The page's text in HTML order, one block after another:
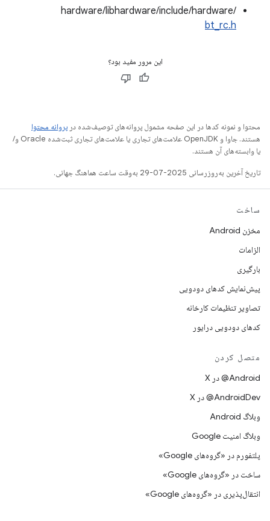
hardware/libhardware/include/hardware/
bt_rc.h
این مرور مفید بود؟
محتوا و نمونه کدها در این صفحه مشمول پروانه‌های توصیف‌شده در پروانه محتوا
هستند. جاوا و OpenJDK علامت‌های تجاری یا علامت‌های تجاری ثبت‌شده Oracle و/
یا وابسته‌های آن هستند.
تاریخ آخرین به‌روزرسانی 2025-07-29 به‌وقت ساعت هماهنگ جهانی.
ساخت
مخزن Android
الزامات
بارگیری
پیش‌نمایش کدهای دودویی
تصاویر تنظیمات کارخانه
کدهای دودویی درایور
متصل کردن
‫‎@Android در X
‫‎@AndroidDev در X
وبلاگ Android
وبلاگ امنیت Google
پلتفورم در «گروه‌های Google»
ساخت در «گروه‌های Google»
انتقال‌پذیری در «گروه‌های Google»